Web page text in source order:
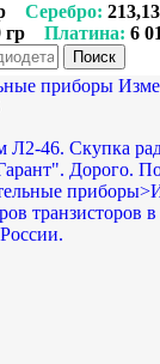
Серебро:
гр Платина: 6
Поиск
приборы